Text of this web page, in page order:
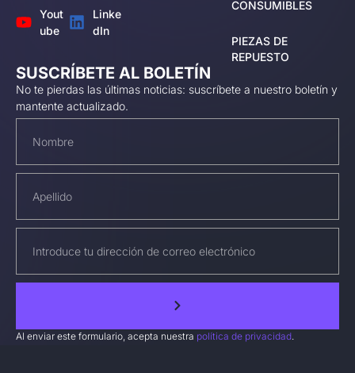
Yout
ube
Linke
dIn
CONSUMIBLES
PIEZAS DE
REPUESTO
SUSCRÍBETE AL BOLETÍN
No te pierdas las últimas noticias: suscríbete a nuestro boletín y
mantente actualizado.
Al enviar este formulario, acepta nuestra política de privacidad